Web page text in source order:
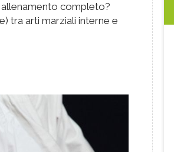
allenamento completo?
tra arti marziali interne e